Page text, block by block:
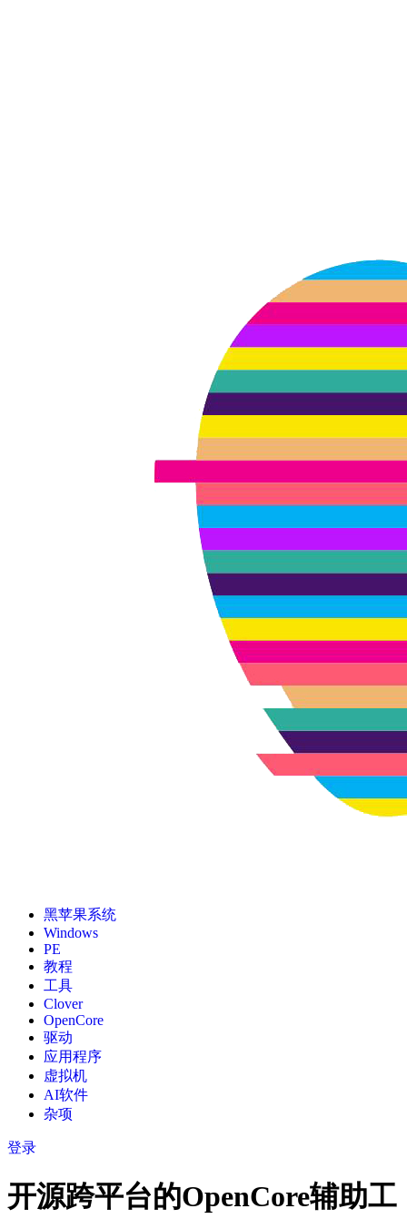
黑苹果系统
Windows
PE
教程
工具
Clover
OpenCore
驱动
应用程序
虚拟机
AI软件
杂项
登录
开源跨平台的OpenCore辅助工